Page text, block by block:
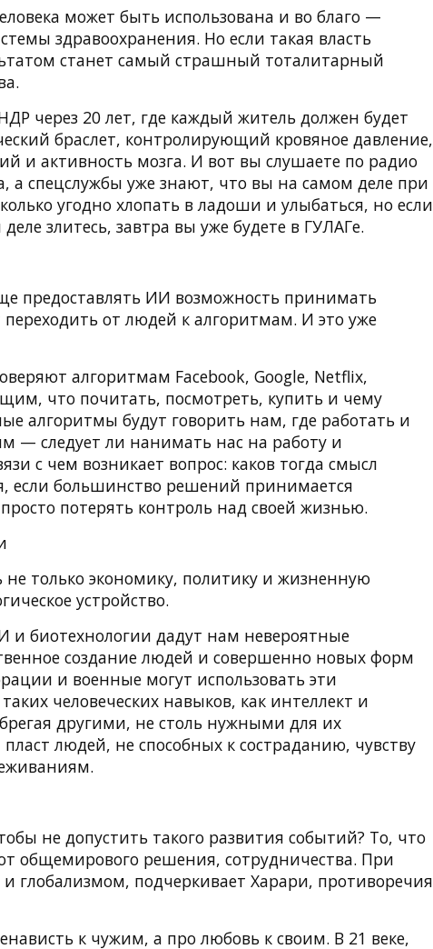
может быть использована и во благо —
здравоохранения. Но если такая власть
станет самый страшный тоталитарный
через 20 лет, где каждый житель должен будет
браслет, контролирующий кровяное давление,
и активность мозга. И вот вы слушаете по радио
а спецслужбы уже знают, что вы на самом деле при
угодно хлопать в ладоши и улыбаться, но если
злитесь, завтра вы уже будете в ГУЛАГе.
предоставлять ИИ возможность принимать
переходить от людей к алгоритмам. И это уже
алгоритмам Facebook, Google, Netflix,
что почитать, посмотреть, купить и чему
алгоритмы будут говорить нам, где работать и
— следует ли нанимать нас на работу и
с чем возникает вопрос: каков тогда смысл
если большинство решений принимается
потерять контроль над своей жизнью.
только экономику, политику и жизненную
устройство.
биотехнологии дадут нам невероятные
создание людей и совершенно новых форм
и военные могут использовать эти
человеческих навыков, как интеллект и
другими, не столь нужными для их
людей, не способных к состраданию, чувству
не допустить такого развития событий? То, что
общемирового решения, сотрудничества. При
глобализмом, подчеркивает Харари, противоречия
к чужим, а про любовь к своим. В 21 веке,